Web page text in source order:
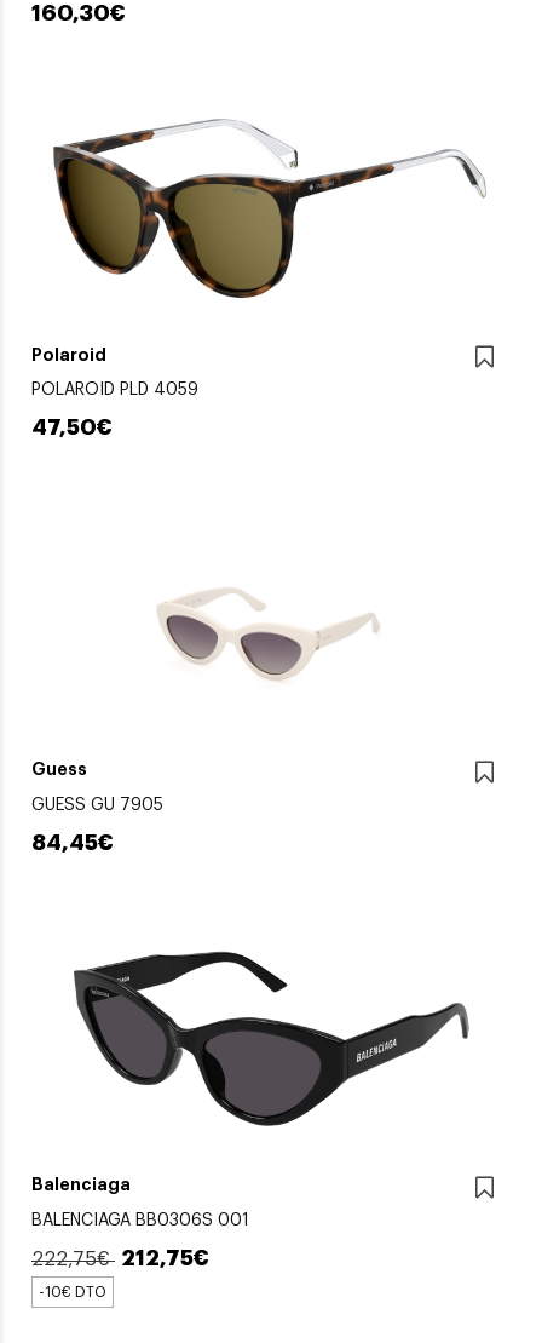
160,30€
Polaroid
POLAROID PLD 4059
47,50€
Guess
GUESS GU 7905
84,45€
Balenciaga
BALENCIAGA BB0306S 001
222,75€ 212,75€
-10€ DTO